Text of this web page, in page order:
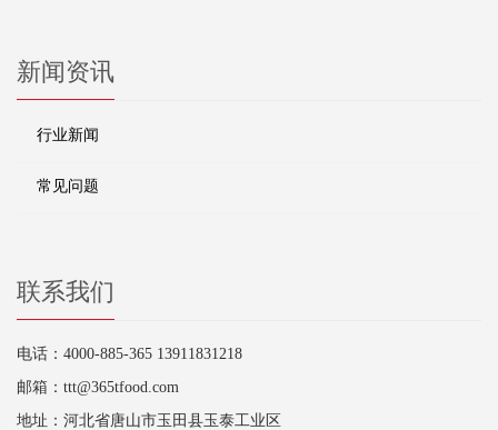
新闻资讯
行业新闻
常见问题
联系我们
电话：4000-885-365 13911831218
邮箱：ttt@365tfood.com
地址：河北省唐山市玉田县玉泰工业区